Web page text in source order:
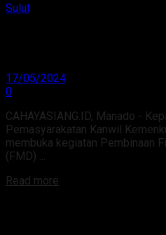
Sulut
17/05/2024
0
CAHAYASIANG.ID, Manado -
Pemasyarakatan Kanwil
membuka kegiatan Pembinaan
(FMD) ...
Read more